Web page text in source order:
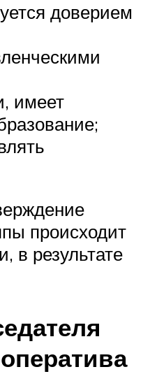
доверием
имеет
происходит
в результате